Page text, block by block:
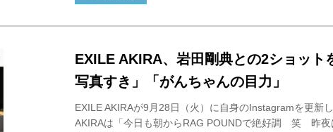
EXILE AKIRA、岩田剛典との2ショット
写真すき」「がんちゃんの目力」
EXILE AKIRAが9月28日（火）に自身のInstagramを更新
AKIRAは「今日も朝からRAG POUNDで絶好調 笑 昨